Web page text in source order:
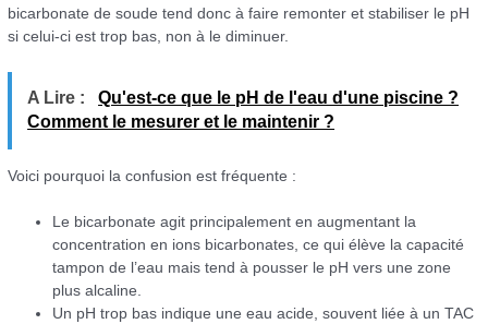
bicarbonate de soude tend donc à faire remonter et stabiliser le pH
si celui-ci est trop bas, non à le diminuer.
A Lire :
Qu'est-ce que le pH de l'eau d'une piscine ?
Comment le mesurer et le maintenir ?
Voici pourquoi la confusion est fréquente :
Le bicarbonate agit principalement en augmentant la
concentration en ions bicarbonates, ce qui élève la capacité
tampon de l’eau mais tend à pousser le pH vers une zone
plus alcaline.
Un pH trop bas indique une eau acide, souvent liée à un TAC